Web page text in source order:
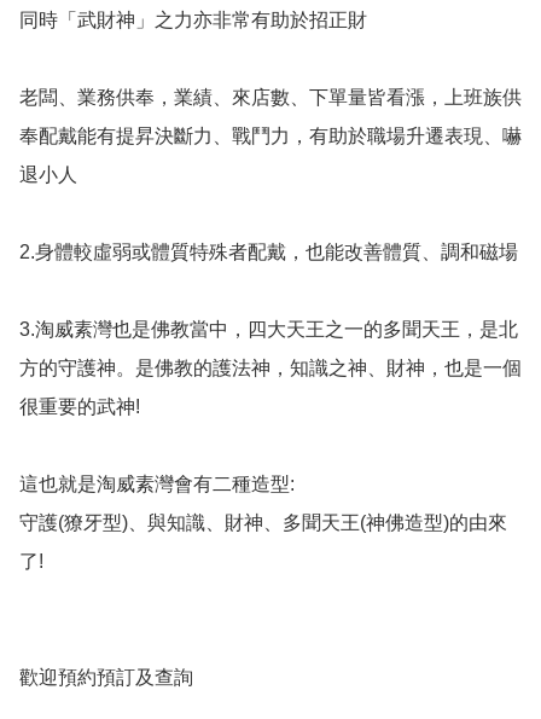
同時「武財神」之力亦非常有助於招正財
老闆、業務供奉，業績、來店數、下單量皆看漲，上班族供
奉配戴能有提昇決斷力、戰鬥力，有助於職場升遷表現、嚇
退小人
2.身體較虛弱或體質特殊者配戴，也能改善體質、調和磁場
3.淘威素灣也是佛教當中，四大天王之一的多聞天王，是北
方的守護神。是佛教的護法神，知識之神、財神，也是一個
很重要的武神!
這也就是淘威素灣會有二種造型:
守護(獠牙型)、與知識、財神、多聞天王(神佛造型)的由來
了!
歡迎預約預訂及查詢